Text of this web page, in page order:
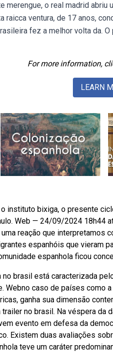
merengue, o real madrid abriu
raicca ventura, de 17 anos,
fez a melhor volta da.
For more information,
LEARN
instituto bixiga, o presente
Web — 24/09/2024 18h44
reação que interpretamos
espanhóis que vieram
espanhola ficou
no brasil está caracterizada
Webno caso de países como
ganha sua dimensão
no brasil. Na véspera da
evento em defesa da
Existem duas avaliações
teve um caráter